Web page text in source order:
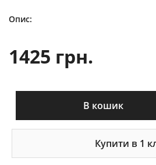
Опис:
1425 грн.
В кошик
Купити в 1